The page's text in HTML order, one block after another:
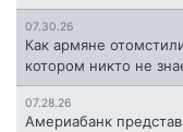
07.30.26
Как армяне
котором никто не
07.28.26
Америабанк